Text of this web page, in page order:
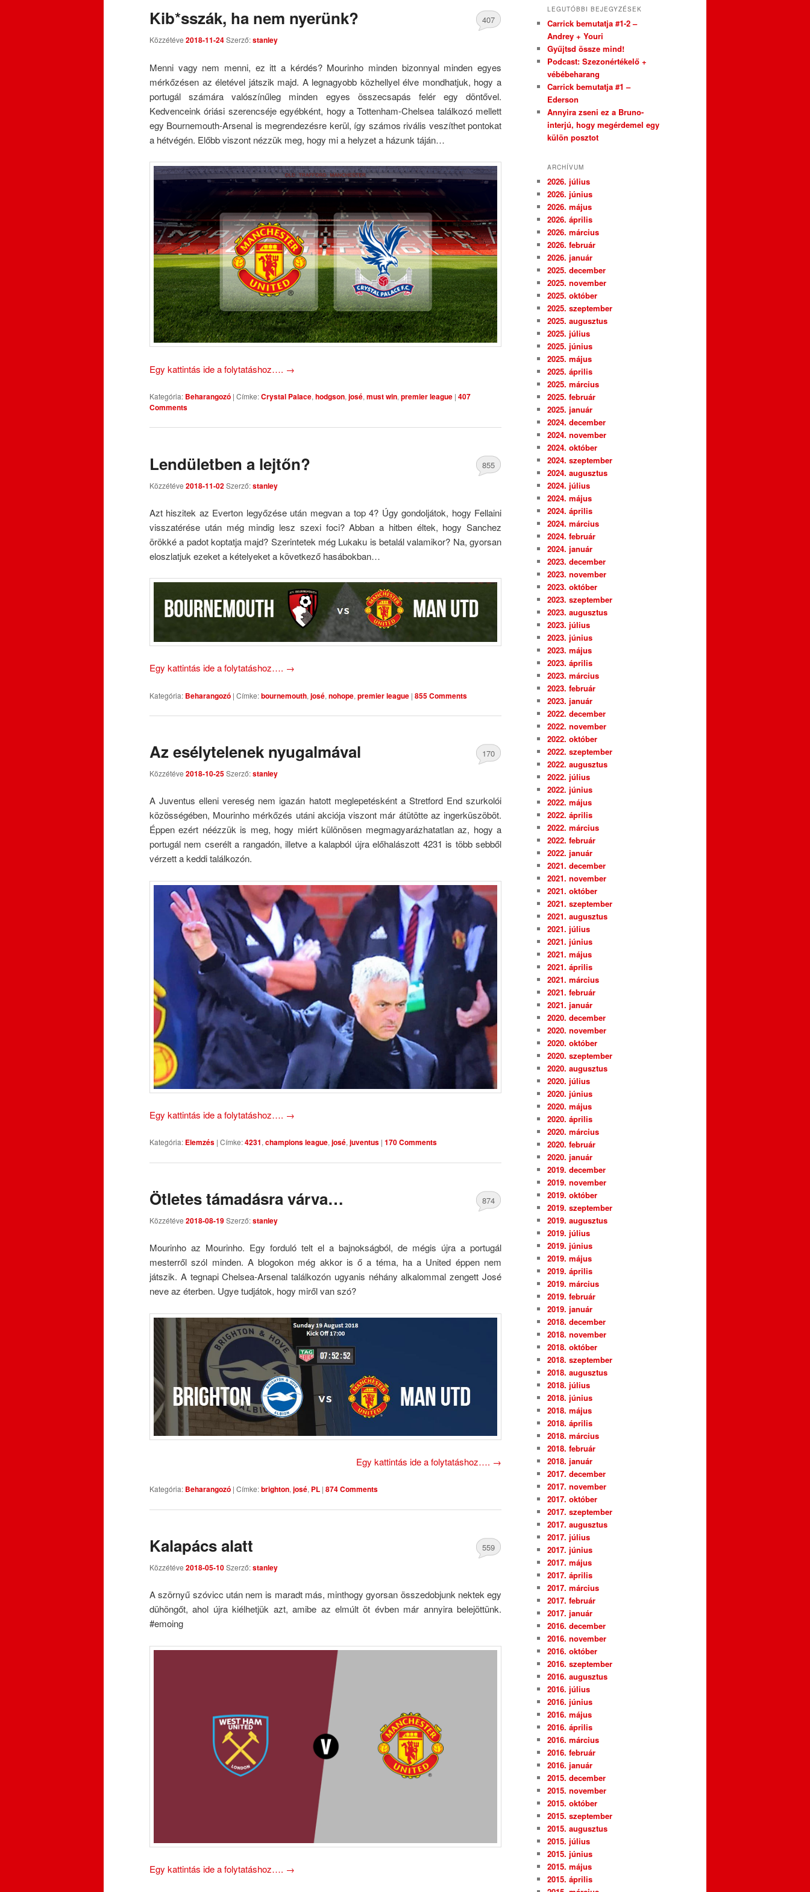
Kib*sszák, ha nem nyerünk?
Közzétéve 2018-11-24Szerző:stanley
407
Menni vagy nem menni, ez itt a kérdés? Mourinho minden bizonnyal minden egyes
mérkőzésen az életével játszik majd. A legnagyobb közhellyel élve mondhatjuk, hogy a
portugál számára valószínűleg minden egyes összecsapás felér egy döntővel.
Kedvenceink óriási szerencséje egyébként, hogy a Tottenham-Chelsea találkozó mellett
egy Bournemouth-Arsenal is megrendezésre kerül, így számos rivális veszíthet pontokat
a hétvégén. Előbb viszont nézzük meg, hogy mi a helyzet a házunk táján…
Egy kattintás ide a folytatáshoz…. →
Kategória: Beharangozó | Címke:Crystal Palace, hodgson, josé, must win, premier league | 407
Comments
Lendületben a lejtőn?
Közzétéve 2018-11-02Szerző:stanley
855
Azt hiszitek az Everton legyőzése után megvan a top 4? Úgy gondoljátok, hogy Fellaini
visszatérése után még mindig lesz szexi foci? Abban a hitben éltek, hogy Sanchez
örökké a padot koptatja majd? Szerintetek még Lukaku is betalál valamikor? Na, gyorsan
eloszlatjuk ezeket a kételyeket a következő hasábokban…
Egy kattintás ide a folytatáshoz…. →
Kategória: Beharangozó | Címke:bournemouth, josé, nohope, premier league | 855 Comments
Az esélytelenek nyugalmával
Közzétéve 2018-10-25Szerző:stanley
170
A Juventus elleni vereség nem igazán hatott meglepetésként a Stretford End szurkolói
közösségében, Mourinho mérkőzés utáni akciója viszont már átütötte az ingerküszöböt.
Éppen ezért néézzük is meg, hogy miért különösen megmagyarázhatatlan az, hogy a
portugál nem cserélt a rangadón, illetve a kalapból újra előhalászott 4231 is több sebből
vérzett a keddi találkozón.
Egy kattintás ide a folytatáshoz…. →
Kategória: Elemzés | Címke:4231, champions league, josé, juventus | 170 Comments
Ötletes támadásra várva…
Közzétéve 2018-08-19Szerző:stanley
874
Mourinho az Mourinho. Egy forduló telt el a bajnokságból, de mégis újra a portugál
mesterről szól minden. A blogokon még akkor is ő a téma, ha a United éppen nem
játszik. A tegnapi Chelsea-Arsenal találkozón ugyanis néhány alkalommal zengett José
neve az éterben. Ugye tudjátok, hogy miről van szó?
Egy kattintás ide a folytatáshoz…. →
Kategória: Beharangozó | Címke:brighton, josé, PL | 874 Comments
Kalapács alatt
Közzétéve 2018-05-10Szerző:stanley
559
A szörnyű szóvicc után nem is maradt más, minthogy gyorsan összedobjunk nektek egy
dühöngőt, ahol újra kiélhetjük azt, amibe az elmúlt öt évben már annyira belejöttünk.
#emoing
Egy kattintás ide a folytatáshoz…. →
LEGUTÓBBI BEJEGYZÉSEK
Carrick bemutatja #1-2 –
Andrey + Youri
Gyűjtsd össze mind!
Podcast: Szezonértékelő +
vébébeharang
Carrick bemutatja #1 –
Ederson
Annyira zseni ez a Bruno-
interjú, hogy megérdemel egy
külön posztot
ARCHÍVUM
2026. július
2026. június
2026. május
2026. április
2026. március
2026. február
2026. január
2025. december
2025. november
2025. október
2025. szeptember
2025. augusztus
2025. július
2025. június
2025. május
2025. április
2025. március
2025. február
2025. január
2024. december
2024. november
2024. október
2024. szeptember
2024. augusztus
2024. július
2024. május
2024. április
2024. március
2024. február
2024. január
2023. december
2023. november
2023. október
2023. szeptember
2023. augusztus
2023. július
2023. június
2023. május
2023. április
2023. március
2023. február
2023. január
2022. december
2022. november
2022. október
2022. szeptember
2022. augusztus
2022. július
2022. június
2022. május
2022. április
2022. március
2022. február
2022. január
2021. december
2021. november
2021. október
2021. szeptember
2021. augusztus
2021. július
2021. június
2021. május
2021. április
2021. március
2021. február
2021. január
2020. december
2020. november
2020. október
2020. szeptember
2020. augusztus
2020. július
2020. június
2020. május
2020. április
2020. március
2020. február
2020. január
2019. december
2019. november
2019. október
2019. szeptember
2019. augusztus
2019. július
2019. június
2019. május
2019. április
2019. március
2019. február
2019. január
2018. december
2018. november
2018. október
2018. szeptember
2018. augusztus
2018. július
2018. június
2018. május
2018. április
2018. március
2018. február
2018. január
2017. december
2017. november
2017. október
2017. szeptember
2017. augusztus
2017. július
2017. június
2017. május
2017. április
2017. március
2017. február
2017. január
2016. december
2016. november
2016. október
2016. szeptember
2016. augusztus
2016. július
2016. június
2016. május
2016. április
2016. március
2016. február
2016. január
2015. december
2015. november
2015. október
2015. szeptember
2015. augusztus
2015. július
2015. június
2015. május
2015. április